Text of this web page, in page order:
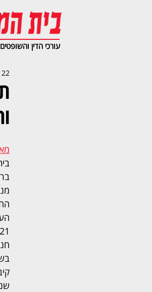
עורכי הדין
22 בינו׳ 2025